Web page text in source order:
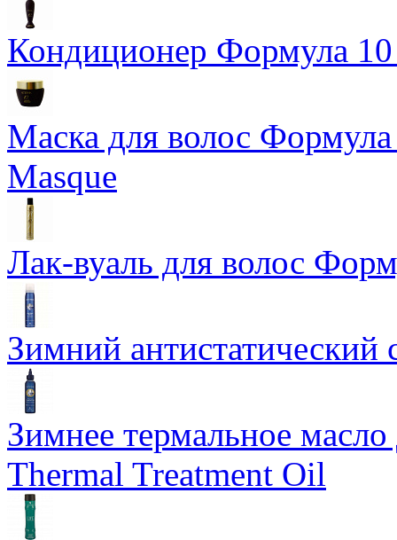
Кондиционер Формула
Маска для волос
Masque
Лак-вуаль для волос
Зимний
Зимнее термальное
Thermal Treatment Oil